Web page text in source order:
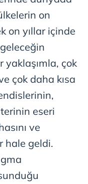
on
on yıllar içinde
çok
çok daha kısa
eseri
ve
hale geldi.